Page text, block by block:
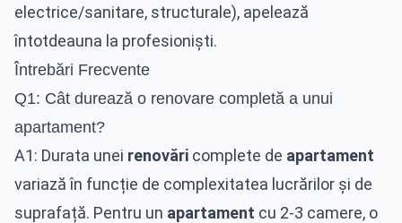
electrice/sanitare, structurale), apelează
întotdeauna la profesioniști.
Întrebări Frecvente
Q1: Cât durează o renovare completă a unui
apartament?
A1: Durata unei renovări complete de apartament
variază în funcție de complexitatea lucrărilor și de
suprafață. Pentru un apartament cu 2-3 camere, o